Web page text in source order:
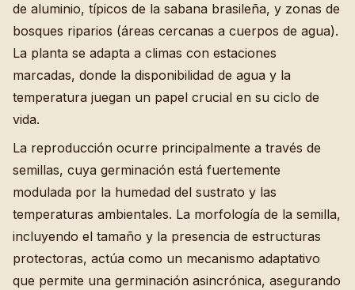
de aluminio, típicos de la sabana brasileña, y zonas de
bosques riparios (áreas cercanas a cuerpos de agua).
La planta se adapta a climas con estaciones
marcadas, donde la disponibilidad de agua y la
temperatura juegan un papel crucial en su ciclo de
vida.
La reproducción ocurre principalmente a través de
semillas, cuya germinación está fuertemente
modulada por la humedad del sustrato y las
temperaturas ambientales. La morfología de la semilla,
incluyendo el tamaño y la presencia de estructuras
protectoras, actúa como un mecanismo adaptativo
que permite una germinación asincrónica, asegurando